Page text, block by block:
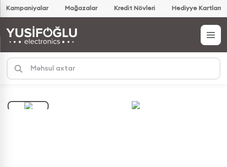
Kampaniyalar Mağazalar Kredit Növləri Hədiyyə Kartları